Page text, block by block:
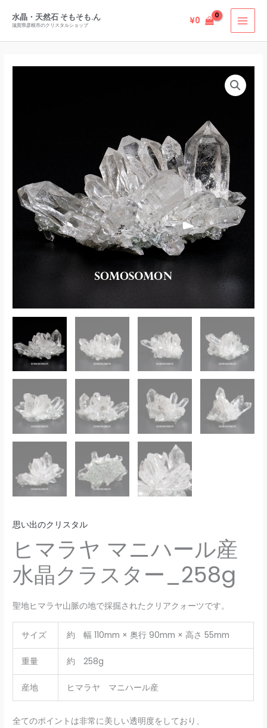
水晶・天然石 そもそも.ん
滋賀県彦根市のクリスタルショップ ¥0
思い出のクリスタル
ヒマラヤ マニハール産
水晶クラスター_258g
聖地ヒマラヤ山脈の地で採掘されたクリアクォーツです。
サイズ 約 幅 110mm × 奥行 90mm × 高さ 55mm
重量 約 258g
産地 ヒマラヤ マニハール産
全てのポイントは非常に美しい透明度をしており、